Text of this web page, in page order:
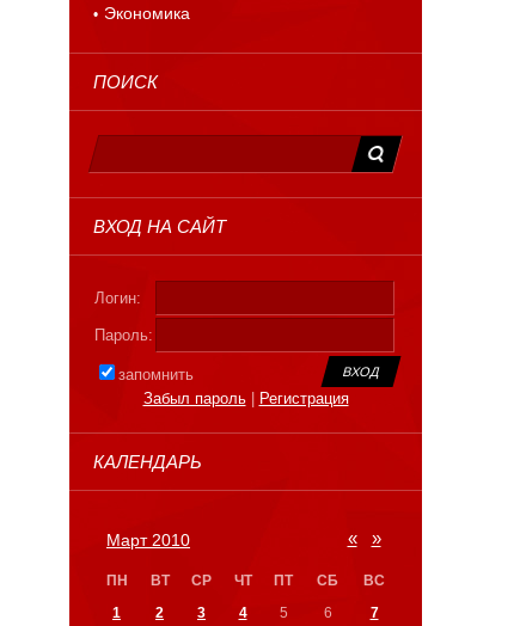
Экономика
ПОИСК
ВХОД НА САЙТ
Логин:
Пароль:
запомнить
Забыл пароль| Регистрация
КАЛЕНДАРЬ
«
Март 2010 »
ПН ВТ СР ЧТ ПТ СБ
ВС
1
2 3 4 5 6
7